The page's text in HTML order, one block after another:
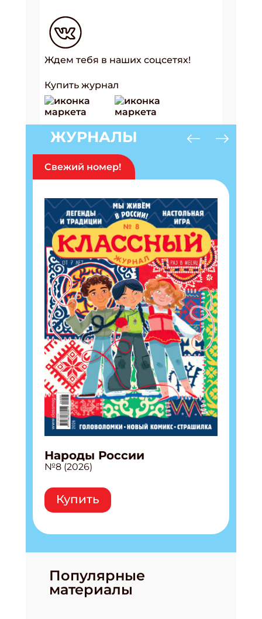
Ждем тебя в наших соцсетях!
Купить журнал
ЖУРНАЛЫ
Свежий номер!
Народы России
№8 (2026)
Купить
Популярные
материалы